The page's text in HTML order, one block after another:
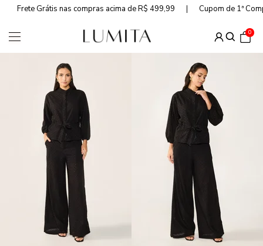
Frete Grátis nas compras acima de R$ 499,99 Cupom de 1ª
0